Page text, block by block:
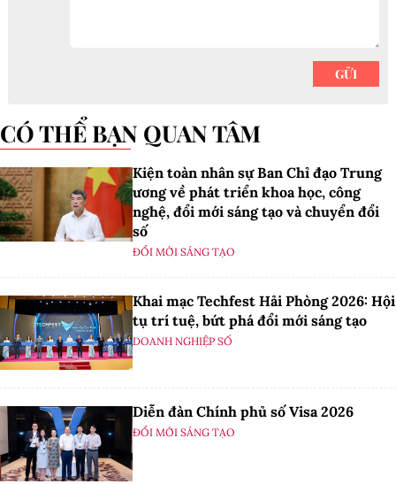
CÓ THỂ BẠN QUAN TÂM
Kiện toàn nhân sự Ban Chỉ đạo Trung
ương về phát triển khoa học, công
nghệ, đổi mới sáng tạo và chuyển đổi
số
ĐỔI MỚI SÁNG TẠO
Khai mạc Techfest Hải Phòng 2026: Hội
tụ trí tuệ, bứt phá đổi mới sáng tạo
DOANH NGHIỆP SỐ
Diễn đàn Chính phủ số Visa 2026
ĐỔI MỚI SÁNG TẠO